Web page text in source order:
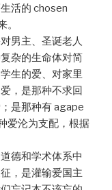
活的 chosen
男主、圣诞老人
杂的生命体对简
生的爱、对家里
，是那种不求回
是那种有 agape
爱沦为支配，根据
德和学术体系中
，是灌输爱国主